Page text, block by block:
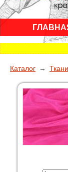
Каталог → Ткани